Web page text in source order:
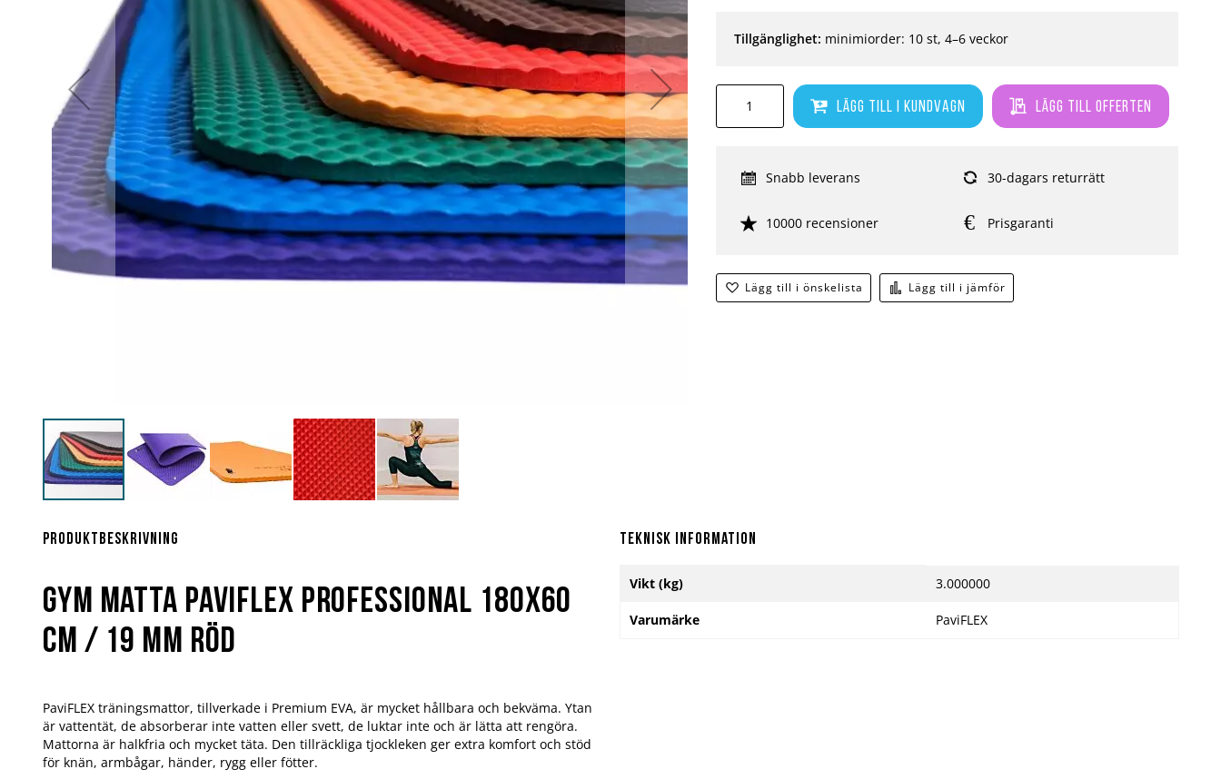
Lägg till i kundvagn Lägg till offerten
Lägg till i önskelista Lägg till i jämför
Tillgänglighet: minimiorder: 10 st, 4–6 veckor
Snabb leverans 30-dagars returrätt
10000 recensioner Prisgaranti
början
Produktbeskrivning
Gym matta PaviFlex Professional 180x60
cm / 19 mm röd
PaviFLEX träningsmattor, tillverkade i Premium EVA, är mycket hållbara och bekväma. Ytan
är vattentät, de absorberar inte vatten eller svett, de luktar inte och är lätta att rengöra.
Mattorna är halkfria och mycket täta. Den tillräckliga tjockleken ger extra komfort och stöd
för knän, armbågar, händer, rygg eller fötter.
Teknisk information
information
Vikt (kg) 3.000000
Varumärke PaviFLEX